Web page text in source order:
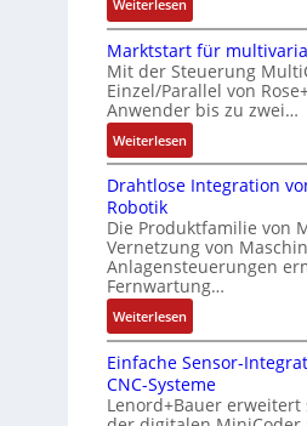
x
i
b
e
l
f
ü
r
i
e
A
n
w
e
n
d
u
u
n
d
5
G
a
u
f
e
n
R
a
s
p
b
e
r
i
e
r
n
g
e
s
t
ä
t
i
g
t
R
g
l
e
i
c
h
s
e
m
e
n
t
e
m
i
t
Weiterlesen
A
u
f
t
r
a
g
s
i
n
g
a
n
i
m
M
Marktstart für
Mit der Steuerung
Einzel/Parallel von
Anwender bis zu zwei…
Weiterlesen:
M
a
k
t
s
t
a
r
t
f
ü
Drahtlose Integration
Robotik
Die Produktfamilie von
Vernetzung von
Anlagensteuerungen
Fernwartung…
Weiterlesen:
D
r
a
h
Einfache Sensor-
CNC-Systeme
Lenord+Bauer erweitert